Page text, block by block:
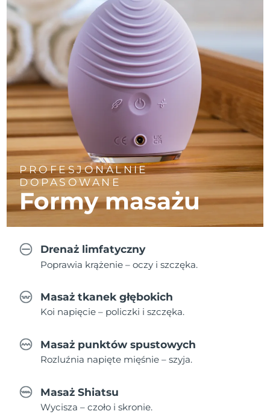
PROFESJONALNIE
DOPASOWANE
Formy masażu
Drenaż limfatyczny
Poprawia krążenie – oczy i szczęka.
Masaż tkanek głębokich
Koi napięcie – policzki i szczęka.
Masaż punktów spustowych
Rozluźnia napięte mięśnie – szyja.
Masaż Shiatsu
Wycisza – czoło i skronie.